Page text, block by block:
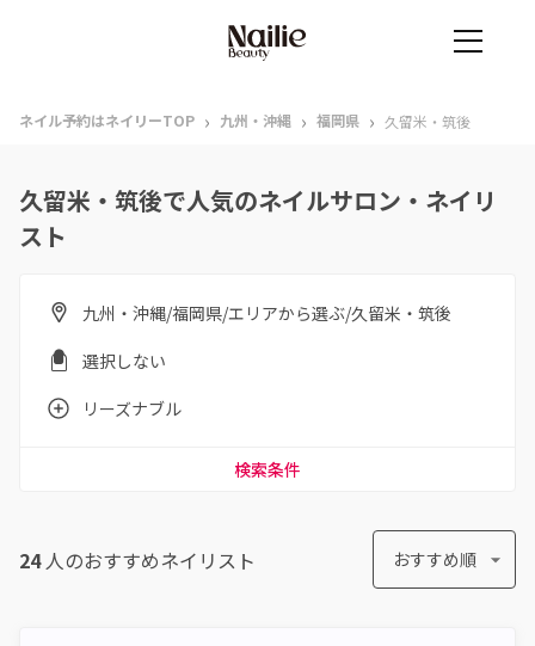
ネイル予約はネイリーTOP › 九州・沖縄 › 福岡県 › 久留米・筑後
久留米・筑後で人気のネイルサロン・ネイリ
スト
九州・沖縄/福岡県/エリアから選ぶ/久留米・筑後
選択しない
リーズナブル
検索条件
24人のおすすめネイリスト おすすめ順